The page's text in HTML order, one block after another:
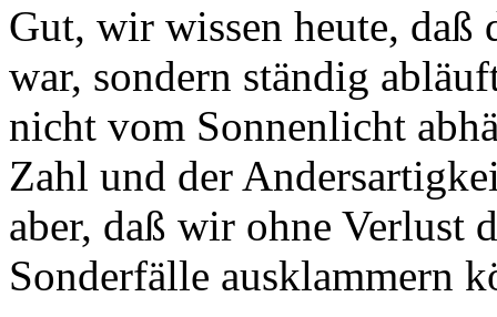
Gut, wir wissen heute,
war, sondern ständig
nicht vom Sonnenlicht
Zahl und der
aber, daß wir ohne Verlust
Sonderfälle ausklammern